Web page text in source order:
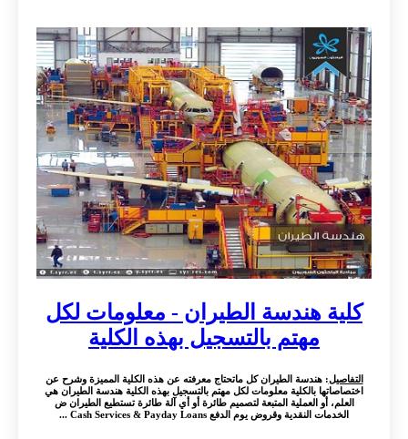
كلية هندسة الطيران - معلومات لكل
مهتم بالتسجيل بهذه الكلية
التفاصيل: هندسة الطيران كل ماتحتاج معرفته عن هذه الكلية المميزة وشرح عن
اختصاصاتها بالكلية معلومات لكل مهتم بالتسجيل بهذه الكلية هندسة الطيران هي
العلم، أو العملية المتبعة لتصميم طائرة أو أي آلة طائرة تستطيع الطيران ض
الخدمات النقدية وقروض يوم الدفع Cash Services & Payday Loans ...